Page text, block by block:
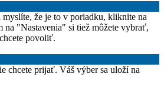
že je to v poriadku, kliknite na
"Nastavenia" si tiež môžete vybrať,
povoliť.
chcete prijať. Váš výber sa uloží na